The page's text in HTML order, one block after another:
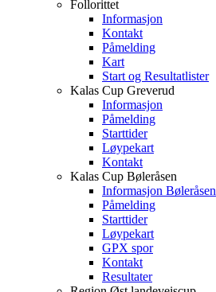
Follorittet
Informasjon
Kontakt
Påmelding
Kart
Start og Resultatlister
Kalas Cup Greverud
Informasjon
Påmelding
Starttider
Løypekart
Kontakt
Kalas Cup Bøleråsen
Informasjon Bøleråsen
Påmelding
Starttider
Løypekart
GPX spor
Kontakt
Resultater